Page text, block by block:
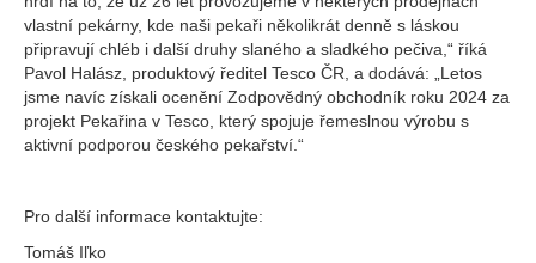
vlastní pekárny, kde naši pekaři několikrát denně s láskou
připravují chléb i další druhy slaného a sladkého pečiva,“ říká
Pavol Halász, produktový ředitel Tesco ČR, a dodává: „Letos
jsme navíc získali ocenění Zodpovědný obchodník roku 2024 za
projekt Pekařina v Tesco, který spojuje řemeslnou výrobu s
aktivní podporou českého pekařství.“
Pro další informace kontaktujte:
Tomáš Iľko